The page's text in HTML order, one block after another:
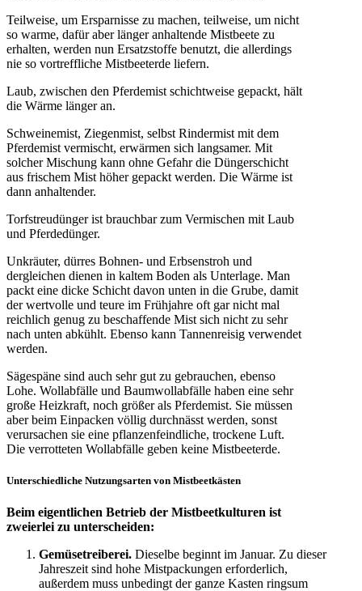
Teilweise, um Ersparnisse zu machen, teilweise, um nicht
so warme, dafür aber länger anhaltende Mistbeete zu
erhalten, werden nun Ersatzstoffe benutzt, die allerdings
nie so vortreffliche Mistbeeterde liefern.
Laub, zwischen den Pferdemist schichtweise gepackt, hält
die Wärme länger an.
Schweinemist, Ziegenmist, selbst Rindermist mit dem
Pferdemist vermischt, erwärmen sich langsamer. Mit
solcher Mischung kann ohne Gefahr die Düngerschicht
aus frischem Mist höher gepackt werden. Die Wärme ist
dann anhaltender.
Torfstreudünger ist brauchbar zum Vermischen mit Laub
und Pferdedünger.
Unkräuter, dürres Bohnen- und Erbsenstroh und
dergleichen dienen in kaltem Boden als Unterlage. Man
packt eine dicke Schicht davon unten in die Grube, damit
der wertvolle und teure im Frühjahre oft gar nicht mal
reichlich genug zu beschaffende Mist sich nicht zu sehr
nach unten abkühlt. Ebenso kann Tannenreisig verwendet
werden.
Sägespäne sind auch sehr gut zu gebrauchen, ebenso
Lohe. Wollabfälle und Baumwollabfälle haben eine sehr
große Heizkraft, noch größer als Pferdemist. Sie müssen
aber beim Einpacken völlig durchnässt werden, sonst
verursachen sie eine pflanzenfeindliche, trockene Luft.
Die verrotteten Wollabfälle geben keine Mistbeeterde.
Unterschiedliche Nutzungsarten von Mistbeetkästen
Beim eigentlichen Betrieb der Mistbeetkulturen ist
zweierlei zu unterscheiden:
Gemüsetreiberei. Dieselbe beginnt im Januar. Zu dieser
Jahreszeit sind hohe Mistpackungen erforderlich,
außerdem muss unbedingt der ganze Kasten ringsum